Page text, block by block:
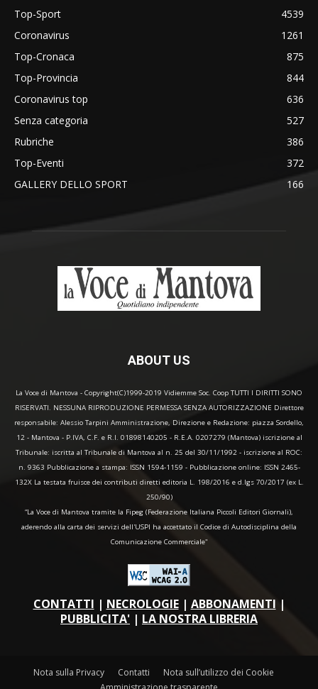
Top-Sport
4539
Coronavirus
1261
Top-Cronaca
875
Top-Provincia
844
Coronavirus top
636
Senza categoria
527
Rubriche
386
Top-Eventi
372
GALLERY DELLO SPORT
166
ABOUT US
La Voce di Mantova - Copyright(C)1999-2019 Vidiemme Soc. Coop TUTTI I DIRITTI SONO
RISERVATI. NESSUNA RIPRODUZIONE PERMESSA SENZA AUTORIZZAZIONE Direttore
responsabile: Alessio Tarpini Amministrazione, Direzione e Redazione: piazza Sordello,
12 - Mantova - P.IVA, C.F. e R.I. 01898140205 - R.E.A. 0207279 (Mantova) iscrizione al
Tribunale: iscritta al Tribunale di Mantova al n. 25 del 30/11/1992 - iscrizione al ROC:
n. 9363 Pubblicazione a stampa: ISSN 1594-1159 - Pubblicazione online: ISSN 2465-
132X La testata fruisce dei contributi diretti editoria L. 198/2016 e d.lgs 70/2017 (ex L.
250/90)
“La Voce di Mantova tramite la Fipeg (Federazione Italiana Piccoli Editori Giornali),
aderendo alla carta dei servizi dell'USPI ha accettato il Codice di Autodisciplina della
Comunicazione Commerciale"
CONTATTI | NECROLOGIE| ABBONAMENTI |
PUBBLICITA' | LA NOSTRA LIBRERIA
Nota sulla Privacy Contatti
Nota sull’utilizzo dei Cookie